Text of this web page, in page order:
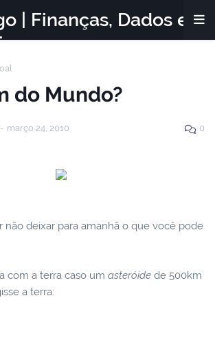
| Finanças, Dados e
do Mundo?
- março 24, 2010 0
não deixar para amanhã o que você pode
com a terra caso um asteróide de 500km
a terra: